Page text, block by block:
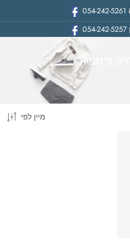
054-242-5261
054-242-5257
צ'מפיון”
מיין לפי